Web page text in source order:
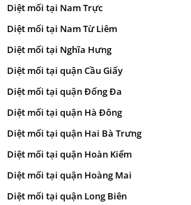
Diệt mối tại Nam Trực
Diệt mối tại Nam Từ Liêm
Diệt mối tại Nghĩa Hưng
Diệt mối tại quận Cầu Giấy
Diệt mối tại quận Đống Đa
Diệt mối tại quận Hà Đông
Diệt mối tại quận Hai Bà Trưng
Diệt mối tại quận Hoàn Kiếm
Diệt mối tại quận Hoàng Mai
Diệt mối tại quận Long Biên